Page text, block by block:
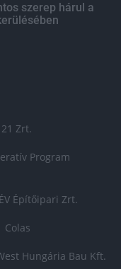
szerep hárul a
Zrt.
Program
Építőipari Zrt.
Colas
Hungária Bau Kft.